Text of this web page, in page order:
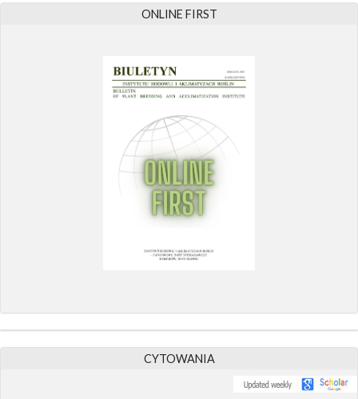
ONLINE FIRST
CYTOWANIA